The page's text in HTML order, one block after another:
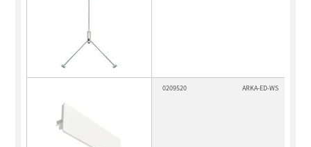
0209520 ARKA-ED-WS